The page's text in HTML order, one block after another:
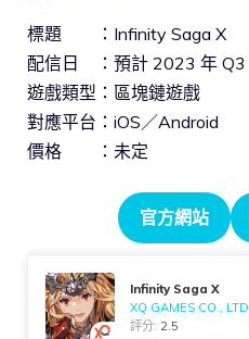
標題 ：Infinity Saga X
配信日 ：預計 2023 年 Q3
遊戲類型：區塊鏈遊戲
對應平台：iOS／Android
價格 ：未定
官方網站
Infinity Saga X
XQ GAMES CO., LTD
評分: 2.5